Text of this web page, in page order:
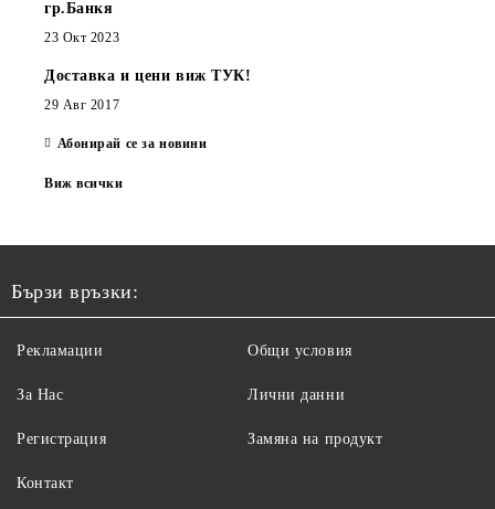
гр.Банкя
23 Окт 2023
Доставка и цени виж ТУК!
29 Авг 2017
Абонирай се за новини
Виж всички
Бързи връзки:
Рекламации
За Нас
Регистрация
Контакт
Общи условия
Лични данни
Замяна на продукт